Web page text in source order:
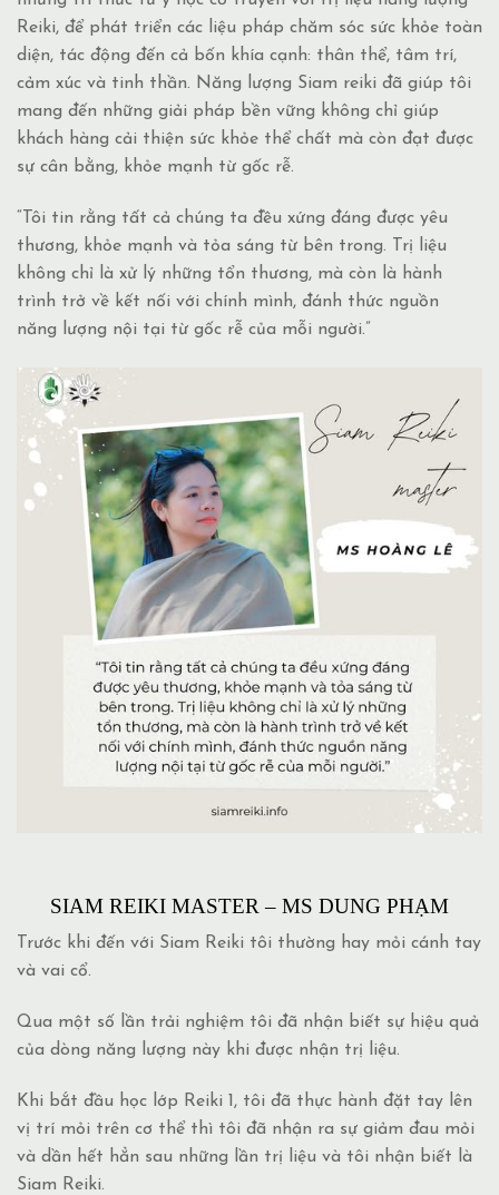
Reiki, để phát triển các liệu pháp chăm sóc sức khỏe toàn
diện, tác động đến cả bốn khía cạnh: thân thể, tâm trí,
cảm xúc và tinh thần. Năng lượng Siam reiki đã giúp tôi
mang đến những giải pháp bền vững không chỉ giúp
khách hàng cải thiện sức khỏe thể chất mà còn đạt được
sự cân bằng, khỏe mạnh từ gốc rễ.
“Tôi tin rằng tất cả chúng ta đều xứng đáng được yêu
thương, khỏe mạnh và tỏa sáng từ bên trong. Trị liệu
không chỉ là xử lý những tổn thương, mà còn là hành
trình trở về kết nối với chính mình, đánh thức nguồn
năng lượng nội tại từ gốc rễ của mỗi người.”
SIAM REIKI MASTER – MS DUNG PHẠM
Trước khi đến với Siam Reiki tôi thường hay mỏi cánh tay
và vai cổ.
Qua một số lần trải nghiệm tôi đã nhận biết sự hiệu quả
của dòng năng lượng này khi được nhận trị liệu.
Khi bắt đầu học lớp Reiki 1, tôi đã thực hành đặt tay lên
vị trí mỏi trên cơ thể thì tôi đã nhận ra sự giảm đau mỏi
và dần hết hẳn sau những lần trị liệu và tôi nhận biết là
Siam Reiki.